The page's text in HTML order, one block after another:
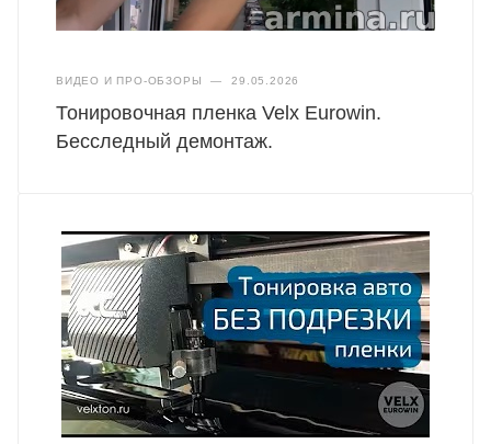
ВИДЕО И ПРО-ОБЗОРЫ — 29.05.2026
Тонировочная пленка Velx Eurowin.
Бесследный демонтаж.